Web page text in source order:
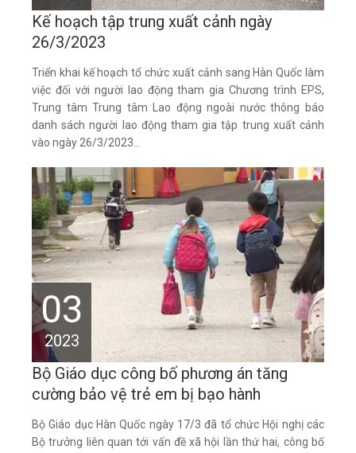
Kế hoạch tập trung xuất cảnh ngày
26/3/2023
​Triển khai kế hoạch tổ chức xuất cảnh sang Hàn Quốc làm
việc đối với người lao động tham gia Chương trình EPS,
Trung tâm Trung tâm Lao động ngoài nước thông báo
danh sách người lao động tham gia tập trung xuất cảnh
vào ngày 26/3/2023...
03
2023
Bộ Giáo dục công bố phương án tăng
cường bảo vệ trẻ em bị bạo hành
Bộ Giáo dục Hàn Quốc ngày 17/3 đã tổ chức Hội nghị các
Bộ trưởng liên quan tới vấn đề xã hội lần thứ hai, công bố